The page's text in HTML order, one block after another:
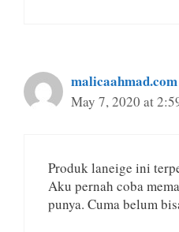
malicaahmad.com
May 7, 2020 at
Produk laneige ini
Aku pernah coba
punya. Cuma belum